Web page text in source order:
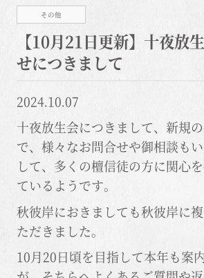
その他
【10月21日更新】十夜放
せにつきまして
2024.10.07
十夜放生会につきまして、新規
で、様々なお問合せや御相談も
して、多くの檀信徒の方に関心
ているようです。
秋彼岸におきましても秋彼岸に
ただきました。
10月20日頃を目指して本年も案